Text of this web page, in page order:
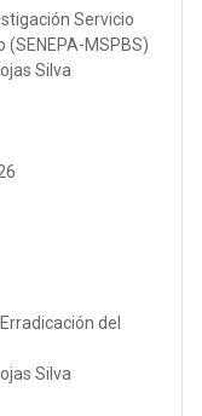
Servicio
(SENEPA-MSPBS)
Silva
del
Silva